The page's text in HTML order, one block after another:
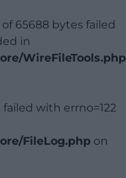
65688 bytes failed
in
WireFileTools.php
with errno=122
FileLog.php on